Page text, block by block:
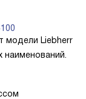
модели Liebherr
наименований.